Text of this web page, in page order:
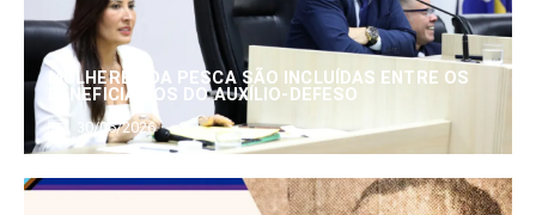
MULHERES DA PESCA SÃO INCLUÍDAS ENTRE OS
BENEFICIÁRIOS DO AUXÍLIO-DEFESO
30/06/2026